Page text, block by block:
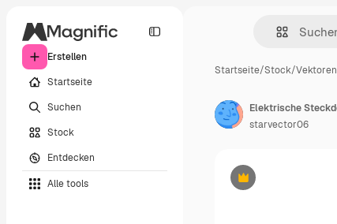
Erstellen
Startseite
Suchen
Stock
Entdecken
Alle tools
Startseite/Stock/Vektoren
Premium
starvector06